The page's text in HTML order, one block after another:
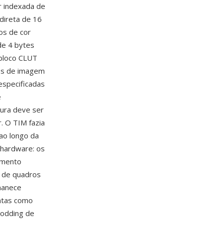
indexada de
de 16
de cor
4 bytes
CLUT
de imagem
deve ser
O TIM fazia
longo da
os
quadros
como
de